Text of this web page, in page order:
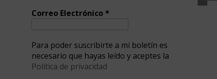
Correo Electrónico*
Para poder suscribirte a mi boletín es
necesario que hayas leído y aceptes la
Política de privacidad